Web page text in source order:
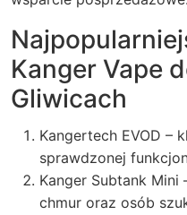
Kanger Vape
Gliwicach
Kangertech EVOD –
sprawdzonej
Kanger Subtank Mini
chmur oraz osób